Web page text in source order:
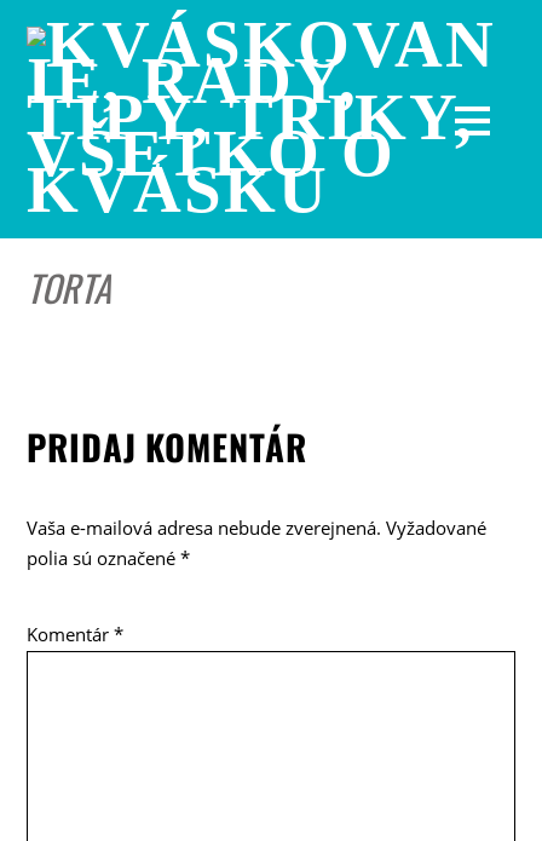
TORTA
PRIDAJ KOMENTÁR
Vaša e-mailová adresa nebude zverejnená. Vyžadované
polia sú označené*
Komentár*